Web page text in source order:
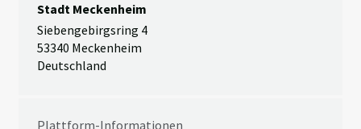
Stadt Meckenheim
Siebengebirgsring 4
53340 Meckenheim
Deutschland
Plattform-Informationen